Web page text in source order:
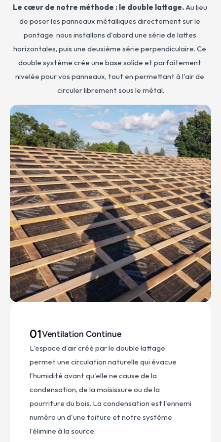
Le cœur de notre méthode : le double lattage. Au lieu
de poser les panneaux métalliques directement sur le
pontage, nous installons d'abord une série de lattes
horizontales, puis une deuxième série perpendiculaire. Ce
double système crée une base solide et parfaitement
nivelée pour vos panneaux, tout en permettant à l'air de
circuler librement sous le métal.
01Ventilation Continue
L'espace d'air créé par le double lattage
permet une circulation naturelle qui évacue
l'humidité avant qu'elle ne cause de la
condensation, de la moisissure ou de la
pourriture du bois. La condensation est l'ennemi
numéro un d'une toiture et notre système
l'élimine à la source.